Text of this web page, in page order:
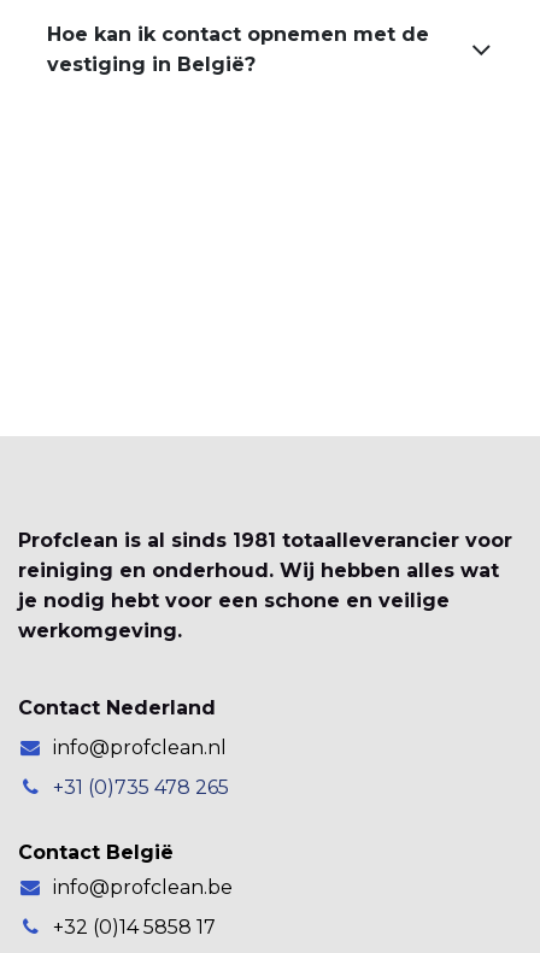
Hoe kan ik contact opnemen met de
vestiging in België?
Profclean is al sinds 1981 totaalleverancier voor
reiniging en onderhoud. Wij hebben alles wat
je nodig hebt voor een schone en veilige
werkomgeving.
Contact Nederland
info@profclean.nl
+31 (0)735 478 265
Contact België
info@profclean.be
+32 (0)14 5858 17